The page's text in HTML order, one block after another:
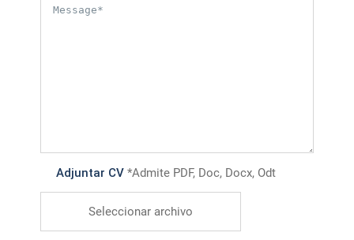
Adjuntar CV *Admite PDF, Doc, Docx, Odt
Seleccionar archivo